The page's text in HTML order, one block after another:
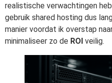
realistische verwachtingen
gebruik shared hosting dus
manier voordat ik overstap
minimaliseer zo de ROI veilig.